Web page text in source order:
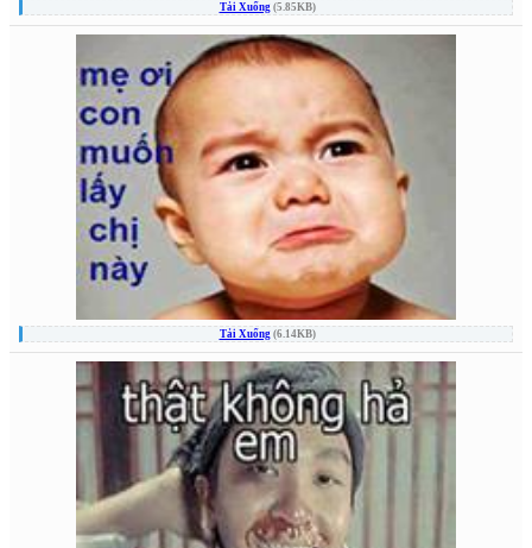
Tải Xuống(5.85KB)
Tải Xuống(6.14KB)